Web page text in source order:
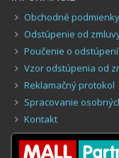
Obchodné podmienky
Odstúpenie od
Poučenie o
Vzor odstúpenia od
Reklamačný protokol
Spracovanie
Kontakt